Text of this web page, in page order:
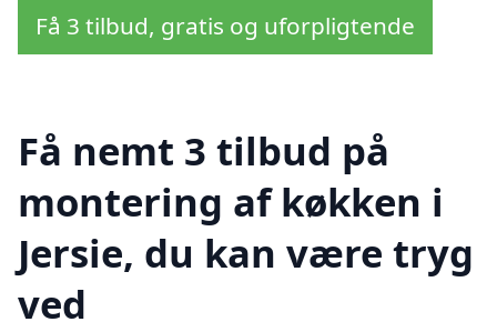
Få 3 tilbud, gratis og uforpligtende
Få nemt 3 tilbud på
montering af køkken i
Jersie, du kan være tryg
ved